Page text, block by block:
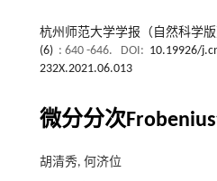
杭州师范大学学报（自然科学版
(6) : 640 -646. DOI: 10.19926/
232X.2021.06.013
微分分次
胡清秀, 何济位